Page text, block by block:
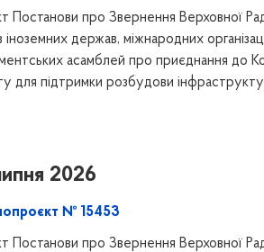
Постанови про Звернення Верховної
іноземних держав, міжнародних
асамблей про приєднання до
для підтримки розбудови
2026
№ 15453
Постанови про Звернення Верховної